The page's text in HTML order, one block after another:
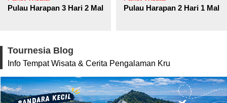
Pulau Harapan 3 Hari 2 Malam Pulau Harapan 2 Hari 1
Tournesia Blog
Info Tempat Wisata & Cerita Pengalaman Kru